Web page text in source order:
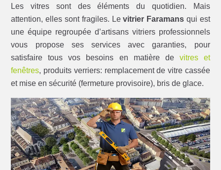
Les vitres sont des éléments du quotidien. Mais
attention, elles sont fragiles. Levitrier Faramans qui est
une équipe regroupée d’artisans vitriers professionnels
vous propose ses services avec garanties, pour
satisfaire tous vos besoins en matière de vitres et
fenêtres, produits verriers: remplacement de vitre cassée
et mise en sécurité (fermeture provisoire), bris de glace.